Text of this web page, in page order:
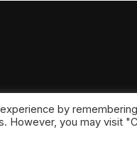
.
by
However, you may visit